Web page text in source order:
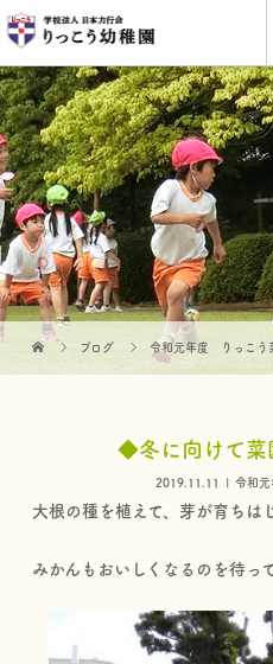
ブログ 令和元年度 りっこう
◆冬に向けて菜
2019.11.11 令和
大根の種を植えて、芽が育ちは
みかんもおいしくなるのを待っ